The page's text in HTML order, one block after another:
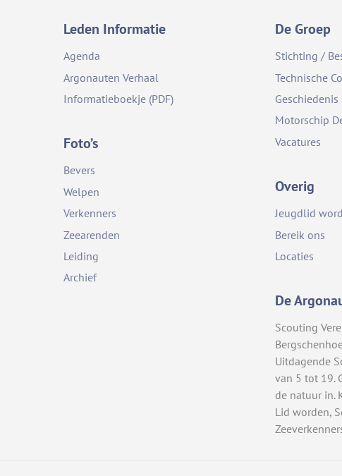
Leden Informatie
Agenda
Argonauten Verhaal
Informatieboekje (PDF)
Foto’s
Bevers
Welpen
Verkenners
Zeearenden
Leiding
Archief
De Groep
Stichting /
Technische
Geschiedenis
Motorschip
Vacatures
Overig
Jeugdlid
Bereik ons
Locaties
De
Scouting
Uitdagende
van 5 tot 19.
de natuur in.
Lid worden,